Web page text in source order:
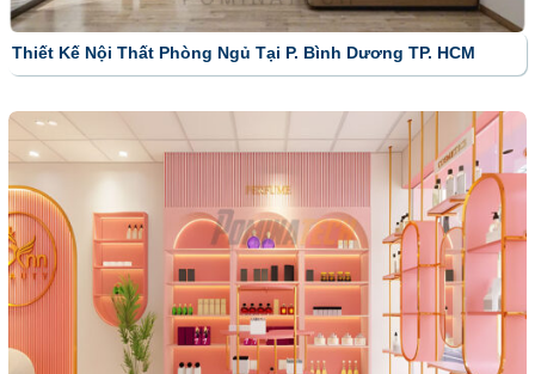
Thiết Kế Nội Thất Phòng Ngủ Tại P. Bình Dương TP. HCM